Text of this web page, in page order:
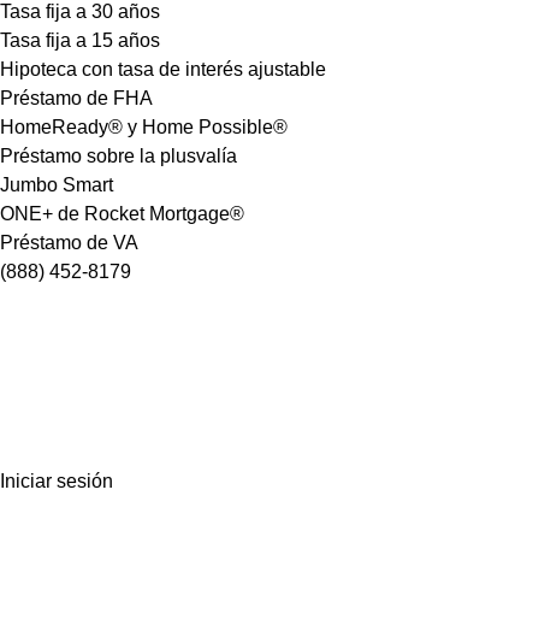
Tasa fija a 30 años
Tasa fija a 15 años
Hipoteca con tasa de interés ajustable
Préstamo de FHA
HomeReady® y Home Possible®
Préstamo sobre la plusvalía
Jumbo Smart
ONE+ de Rocket Mortgage®
Préstamo de VA
(888) 452-8179
Iniciar sesión